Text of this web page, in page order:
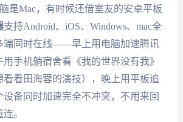
是Mac，有时候还借室友的安卓平板
支持Android、iOS、Windows、mac全
端同时在线——早上用电脑加速腾讯
手机躺宿舍看《我的世界没有我》
看看田海蓉的演技），晚上用平板追
设备同时加速完全不冲突，不用来回
。